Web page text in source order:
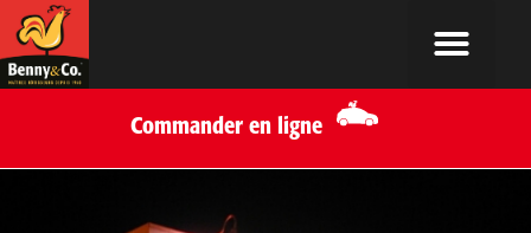
Commander en ligne